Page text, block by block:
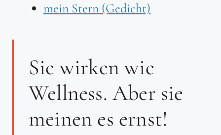
mein Stern (Gedicht)
Sie wirken wie
Wellness. Aber sie
meinen es ernst!